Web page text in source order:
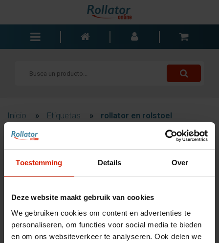
Toestemming Details Over
Deze website maakt gebruik van cookies
We gebruiken cookies om content en advertenties te
personaliseren, om functies voor social media te bieden
en om ons websiteverkeer te analyseren. Ook delen we
Sillas de ruedas
Carros de la compra
Baño y dormitorio
Accesorios
Componentes
Blogs
Contacto
nl
fr es
Inicio » Etiquetas » rollator en rolstoel
Filtrar
Productos etiquetados
como 'rollator en rolstoel'